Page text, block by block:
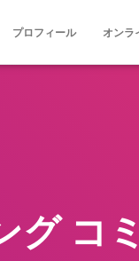
プロフィール オンラ
グ コ